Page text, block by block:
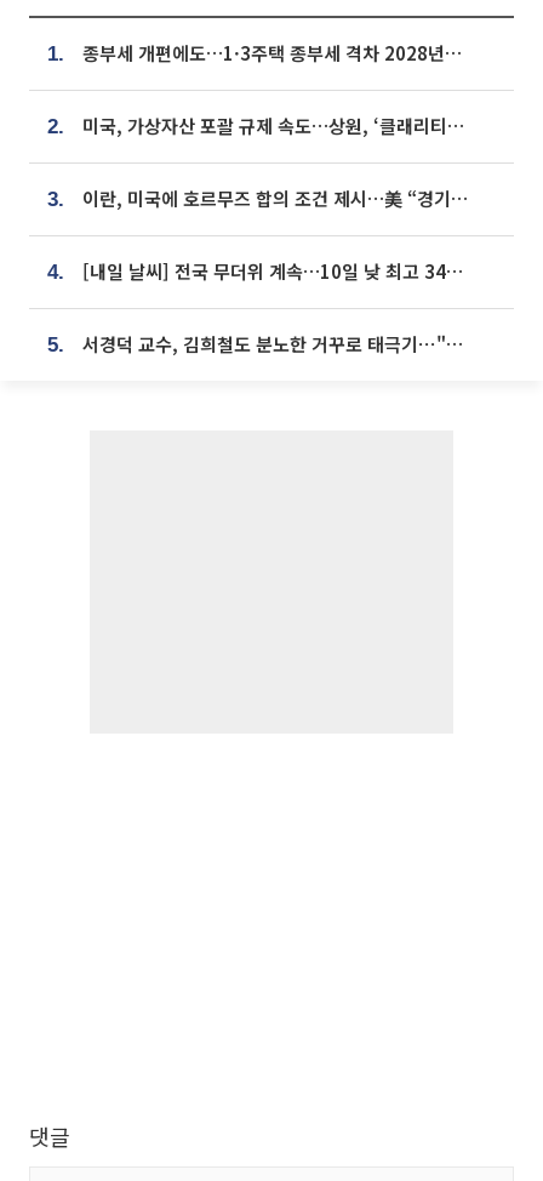
1. 종부세 개편에도…1·3주택 종부세 격차 2028년부터 확대
2. 미국, 가상자산 포괄 규제 속도…상원, ‘클래리티법’ 9월 절차투표 추진
3. 이란, 미국에 호르무즈 합의 조건 제시…美 “경기 아직 안 끝나” [종합]
4. [내일 날씨] 전국 무더위 계속…10일 낮 최고 34도 육박
5. 서경덕 교수, 김희철도 분노한 거꾸로 태극기⋯"엉터리는 아냐, 아쉬울 뿐"
댓글